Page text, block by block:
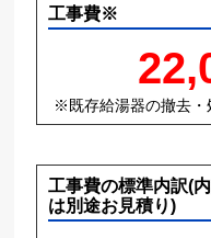
工事費※
※既存給湯器の撤去・
工事費の標準内訳(
は別途お見積り)